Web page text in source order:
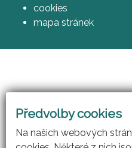
cookies
mapa stránek
(CZ.1.07/
Předvolby cookies
Na našich webových